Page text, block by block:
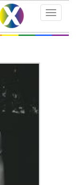
Toggle